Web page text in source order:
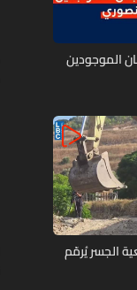
الموجودين
الجسر يُرمّم